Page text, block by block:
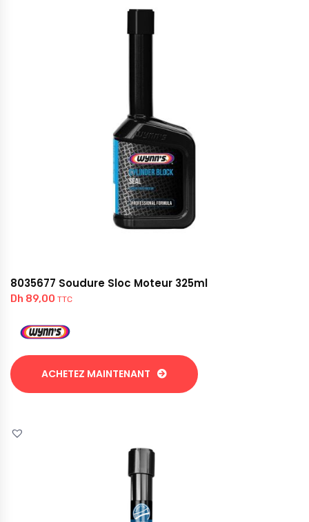
8035677 Soudure Sloc Moteur 325ml
Dh 89,00 TTC
ACHETEZ MAINTENANT